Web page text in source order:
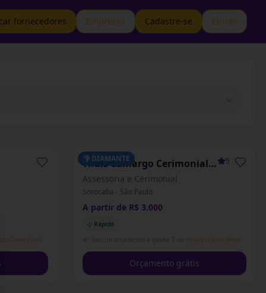
fornecedores Empresas Cadastre-se Entrar
(Clube Wed)
💎DIAMANTE
Thaís Camargo Cerimonial
& Assessoria
5.0(1)
Assessoria e Cerimonial
Sorocaba - São Paulo
A partir de R$ 3.000
Rápido
10 pts (Clube Wed)
Orçamento grátis